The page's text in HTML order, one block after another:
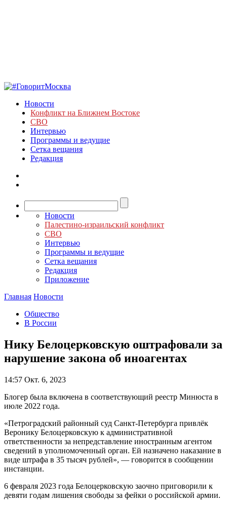
Новости
Конфликт на Ближнем Востоке
СВО
Интервью
Программы и ведущие
Сетка вещания
Редакция
Новости
Палестино-израильский конфликт
СВО
Интервью
Программы и ведущие
Сетка вещания
Редакция
Приложение
Главная Новости
Общество
В России
Нику Белоцерковскую оштрафовали за
нарушение закона об иноагентах
14:57 Окт. 6, 2023
Блогер была включена в соответствующий реестр Минюста в
июле 2022 года.
«Петроградский районный суд Санкт-Петербурга привлёк
Веронику Белоцерковскую к административной
ответственности за непредставление иностранным агентом
сведений в уполномоченный орган. Ей назначено наказание в
виде штрафа в 35 тысяч рублей», — говорится в сообщении
инстанции.
6 февраля 2023 года Белоцерковскую заочно приговорили к
девяти годам лишения свободы за фейки о российской армии.